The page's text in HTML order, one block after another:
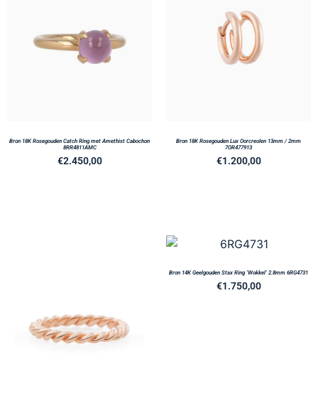
Bron 18K Rosegouden Catch Ring met Amethist Cabochon
8RR4811AMC
€2.450,00
Bron 18K Rosegouden Lux Oorcreolen 13mm / 2mm
7OR477913
€1.200,00
Bron 14K Geelgouden Stax Ring ‘Wokkel’ 2.8mm 6RG4731
€1.750,00